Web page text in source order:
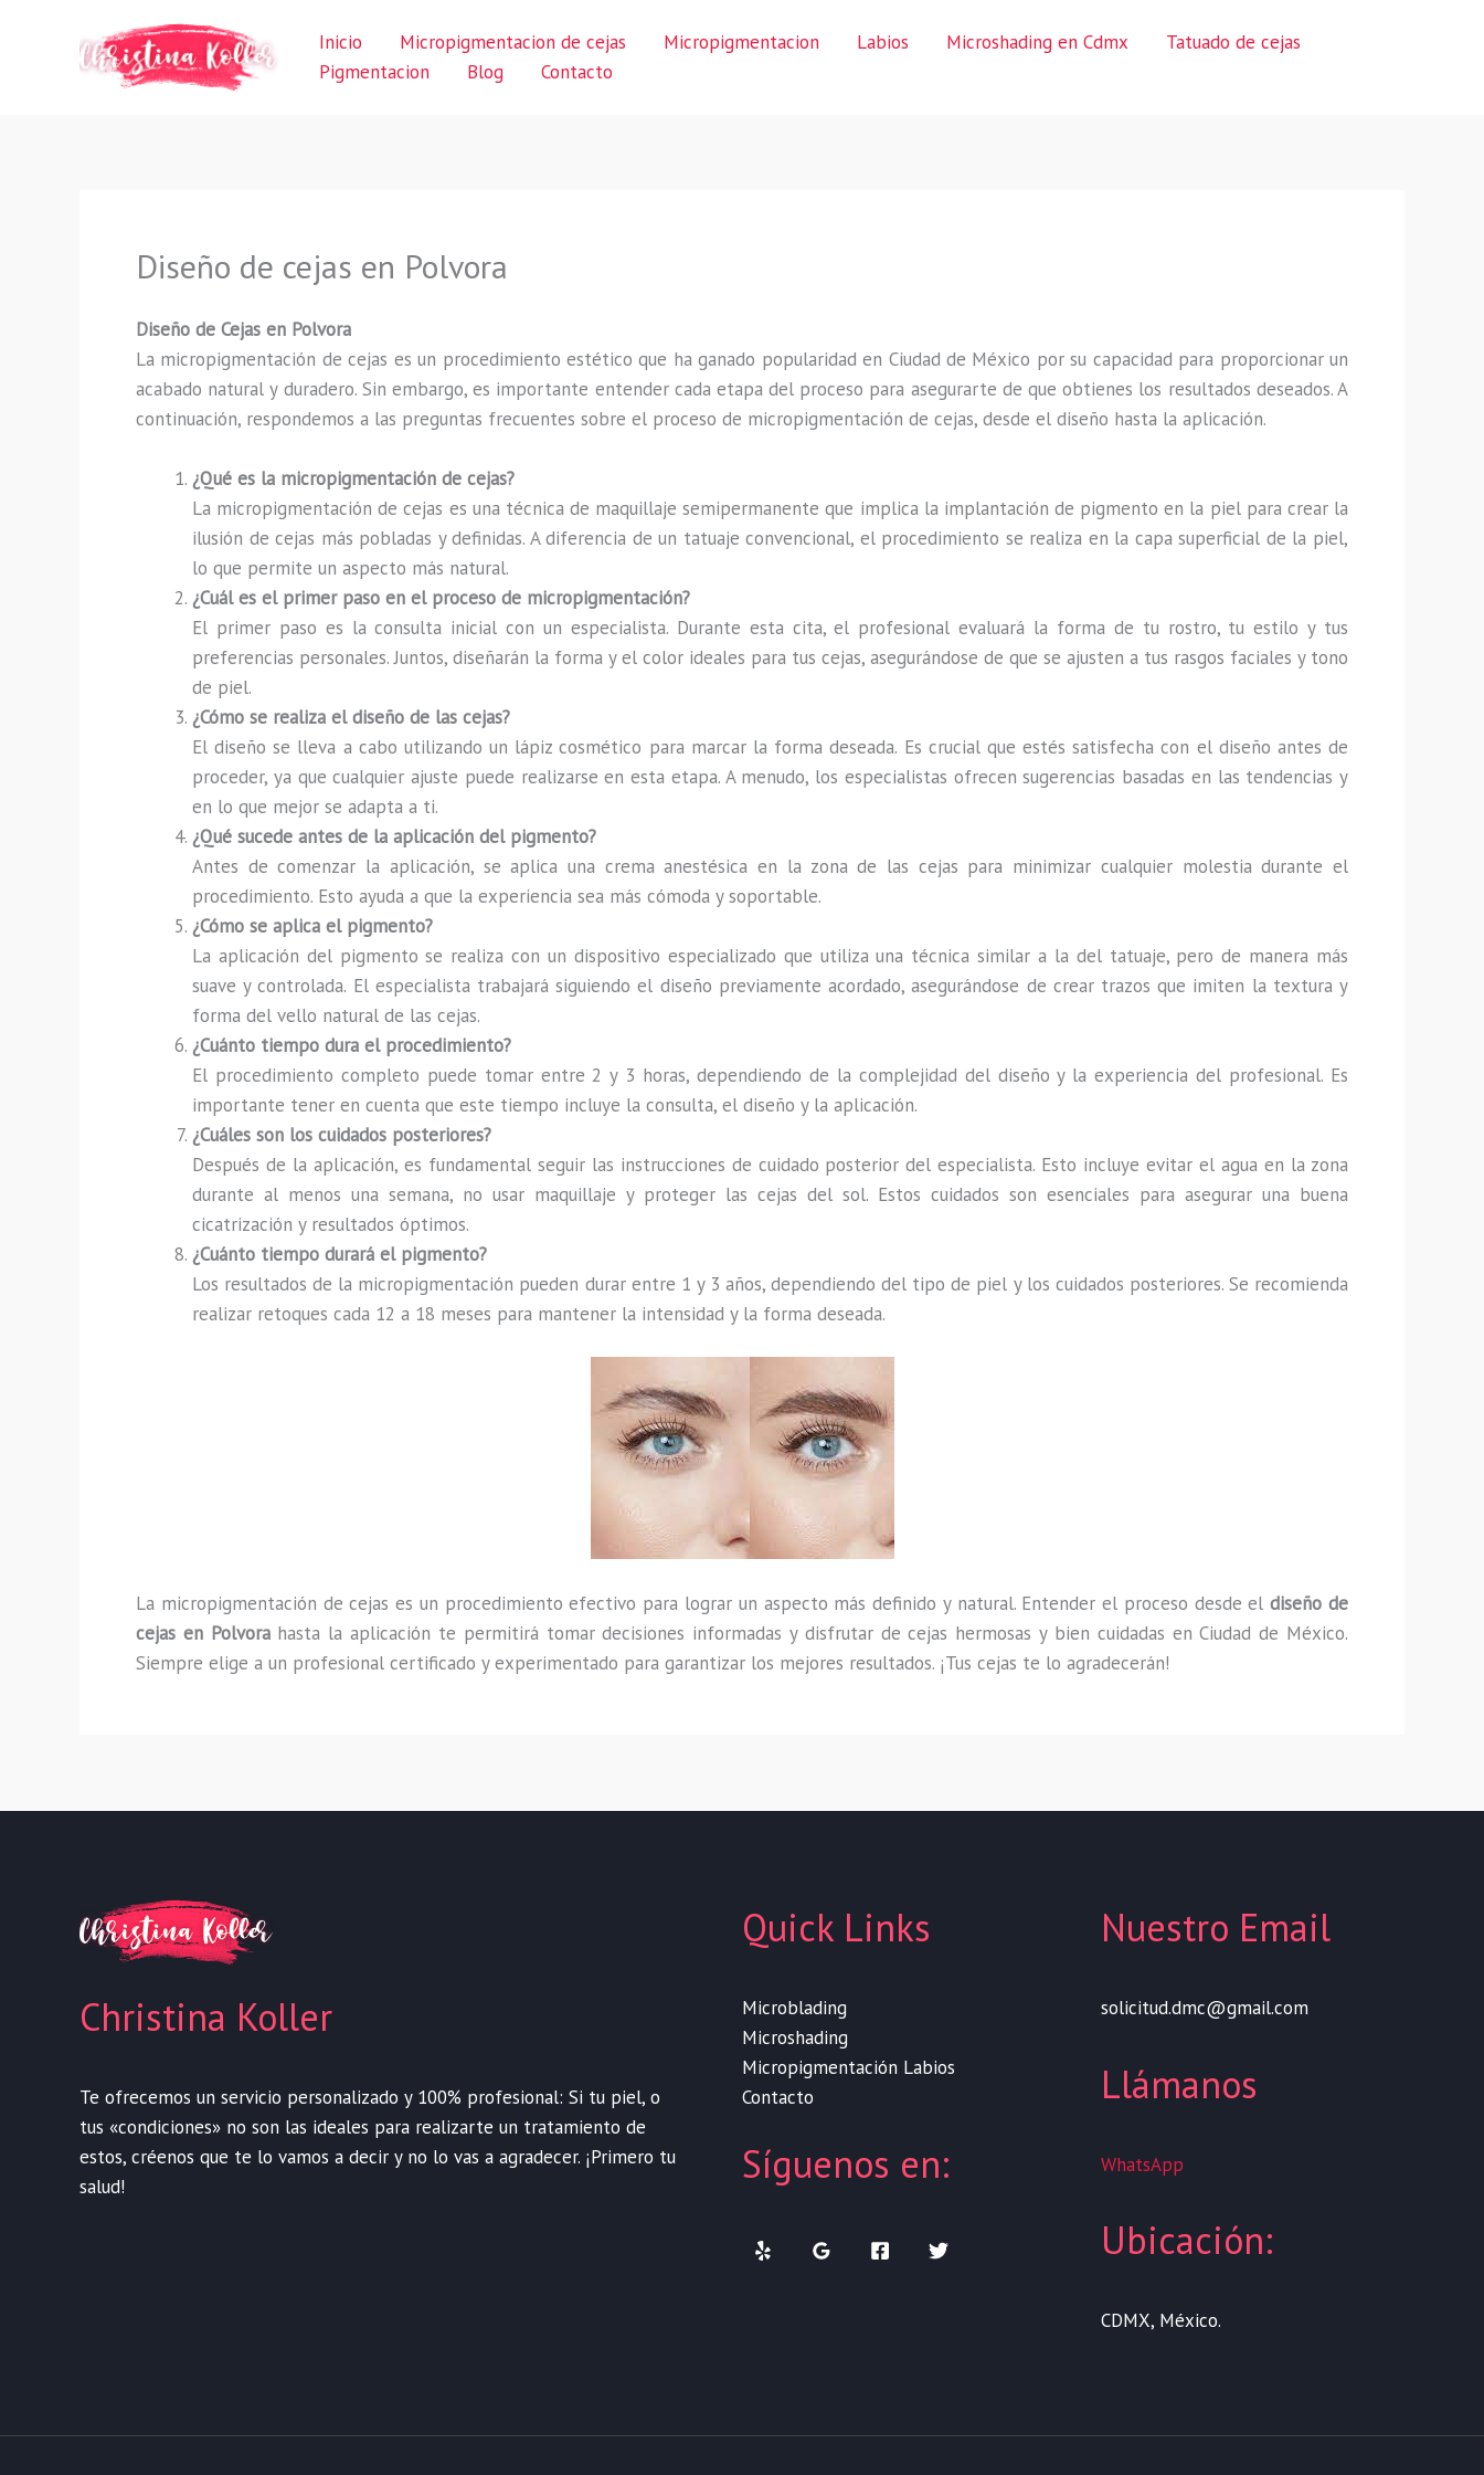
Inicio Micropigmentacion de cejas Micropigmentacion Labios Microshading en Cdmx
Tatuado de cejas
Pigmentacion
Blog Contacto
Diseño de cejas en Polvora
Diseño de Cejas en Polvora
La micropigmentación de cejas es un procedimiento estético que ha ganado popularidad en Ciudad de México por su capacidad para proporcionar un
acabado natural y duradero. Sin embargo, es importante entender cada etapa del proceso para asegurarte de que obtienes los resultados deseados. A
continuación, respondemos a las preguntas frecuentes sobre el proceso de micropigmentación de cejas, desde el diseño hasta la aplicación.
¿Qué es la micropigmentación de cejas?
La micropigmentación de cejas es una técnica de maquillaje semipermanente que implica la implantación de pigmento en la piel para crear la
ilusión de cejas más pobladas y definidas. A diferencia de un tatuaje convencional, el procedimiento se realiza en la capa superficial de la piel,
lo que permite un aspecto más natural.
¿Cuál es el primer paso en el proceso de micropigmentación?
El primer paso es la consulta inicial con un especialista. Durante esta cita, el profesional evaluará la forma de tu rostro, tu estilo y tus
preferencias personales. Juntos, diseñarán la forma y el color ideales para tus cejas, asegurándose de que se ajusten a tus rasgos faciales y tono
de piel.
¿Cómo se realiza el diseño de las cejas?
El diseño se lleva a cabo utilizando un lápiz cosmético para marcar la forma deseada. Es crucial que estés satisfecha con el diseño antes de
proceder, ya que cualquier ajuste puede realizarse en esta etapa. A menudo, los especialistas ofrecen sugerencias basadas en las tendencias y
en lo que mejor se adapta a ti.
¿Qué sucede antes de la aplicación del pigmento?
Antes de comenzar la aplicación, se aplica una crema anestésica en la zona de las cejas para minimizar cualquier molestia durante el
procedimiento. Esto ayuda a que la experiencia sea más cómoda y soportable.
¿Cómo se aplica el pigmento?
La aplicación del pigmento se realiza con un dispositivo especializado que utiliza una técnica similar a la del tatuaje, pero de manera más
suave y controlada. El especialista trabajará siguiendo el diseño previamente acordado, asegurándose de crear trazos que imiten la textura y
forma del vello natural de las cejas.
¿Cuánto tiempo dura el procedimiento?
El procedimiento completo puede tomar entre 2 y 3 horas, dependiendo de la complejidad del diseño y la experiencia del profesional. Es
importante tener en cuenta que este tiempo incluye la consulta, el diseño y la aplicación.
¿Cuáles son los cuidados posteriores?
Después de la aplicación, es fundamental seguir las instrucciones de cuidado posterior del especialista. Esto incluye evitar el agua en la zona
durante al menos una semana, no usar maquillaje y proteger las cejas del sol. Estos cuidados son esenciales para asegurar una buena
cicatrización y resultados óptimos.
¿Cuánto tiempo durará el pigmento?
Los resultados de la micropigmentación pueden durar entre 1 y 3 años, dependiendo del tipo de piel y los cuidados posteriores. Se recomienda
realizar retoques cada 12 a 18 meses para mantener la intensidad y la forma deseada.
La micropigmentación de cejas es un procedimiento efectivo para lograr un aspecto más definido y natural. Entender el proceso desde eldiseño de
cejas en Polvora hasta la aplicación te permitirá tomar decisiones informadas y disfrutar de cejas hermosas y bien cuidadas en Ciudad de México.
Siempre elige a un profesional certificado y experimentado para garantizar los mejores resultados. ¡Tus cejas te lo agradecerán!
Christina Koller
Te ofrecemos un servicio personalizado y 100% profesional: Si tu piel, o
tus «condiciones» no son las ideales para realizarte un tratamiento de
estos, créenos que te lo vamos a decir y no lo vas a agradecer. ¡Primero tu
salud!
Quick Links
Microblading
Microshading
Micropigmentación Labios
Contacto
Síguenos en:
Nuestro Email
solicitud.dmc@gmail.com
Llámanos
WhatsApp
Ubicación:
CDMX, México.